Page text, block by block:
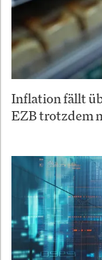
Inflation fällt
EZB trotzdem